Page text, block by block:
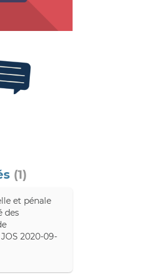
(1)
et pénale
des
2020-09-